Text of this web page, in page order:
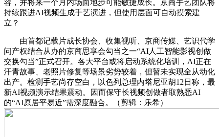
容，并将来一个月内场面地步可能敏捷成长。京商手艺团队将
持续跟进AI视频生成手艺演进，但使用层面可自动摸索建
立？
由首都记载片成长协会、收集视听、京商传媒、艺识代学
问产权结合从办的京商思享会勾当之一“AI人工智能影视创做
交换勾当”正式召开。各大平台或将启动系统化培训，AI正在
汗青故事、老照片修复等场景劣势较着，但暂未实现全从动化
出产。检测手艺尚存空白，以色列总理内塔尼亚胡12日称，最
新AI视频演示结果震动。因而保守长视频创做者取熟悉AI
的“AI原居平易近”需深度融合。（剪辑：乐希）